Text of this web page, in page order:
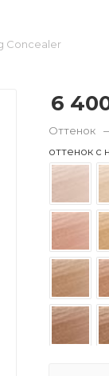
Concealer
6
Оттенок
оттенок с